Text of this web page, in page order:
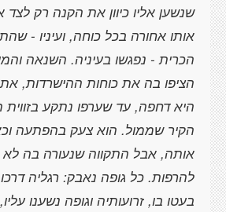
שנשען אליו כיוון את הקנה רק
אותו אחורה בכל כוחה, ועיניו -
הכרית - נפגשו בעיניה. השנאה
הציפו בה את כוחות ההישרדות,
היא דחפה, עד שערפו נתקע
הקיר שממול. הוא צעק בהפתעה
אותה, אבל התקווה שנעורה בה
להרפות. כל גופה נאבק: רגליה
בעטו בו, זרועותיה וגופה נשענו